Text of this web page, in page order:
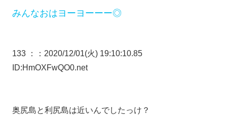
みんなおはヨーヨーーー◎
133 ：
：2020/12/01(火) 19:10:10.85
ID:HmOXFwQO0.net
奥尻島と利尻島は近いんでしたっけ？